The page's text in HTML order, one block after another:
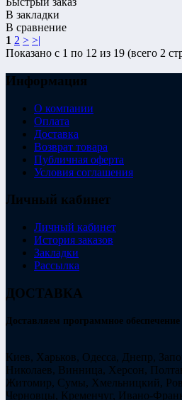
В закладки
В сравнение
1 2 > >|
Показано с 1 по 12 из 19 (всего 2
Информация
О компании
Оплата
Доставка
Возврат товара
Публичная оферта
Условия соглашения
Личный кабинет
Личный кабинет
История заказов
Закладки
Рассылка
ДОСТАВКА
Доставляем программное обеспечение
Киев, Харьков, Одесса, Днепр,
Николаев, Винница, Херсон,
Житомир, Сумы, Хмельницкий,
Черновцы, Кременчуг, Ивано-